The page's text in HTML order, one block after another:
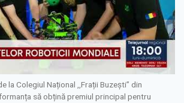
la Colegiul Național ,,Frații Buzești” din
să obțină premiul principal pentru